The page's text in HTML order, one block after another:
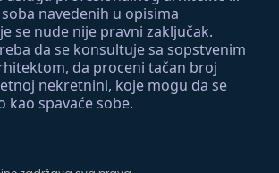
navedenih u opisima
se nude nije pravni zaključak.
da se konsultuje sa sopstvenim
da proceni tačan broj
nekretnini, koje mogu da se
kao spavaće sobe.